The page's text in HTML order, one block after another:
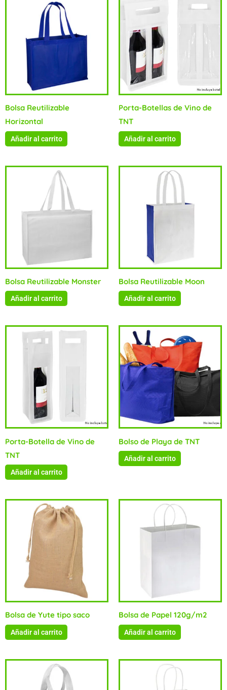
Bolsa Reutilizable
Horizontal
Añadir al carrito
Porta-Botellas de Vino de
TNT
Añadir al carrito
Bolsa Reutilizable Monster
Añadir al carrito
Bolsa Reutilizable Moon
Añadir al carrito
Porta-Botella de Vino de
TNT
Añadir al carrito
Bolso de Playa de TNT
Añadir al carrito
Bolsa de Yute tipo saco
Añadir al carrito
Bolsa de Papel 120g/m2
Añadir al carrito